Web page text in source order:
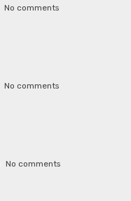
No comments
No comments
No comments